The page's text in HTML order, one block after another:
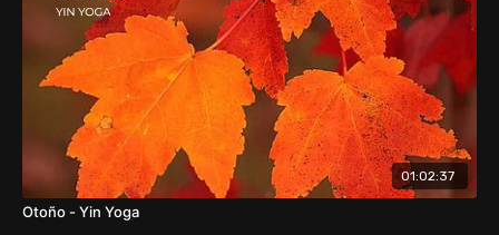
01:02:37
Otoño - Yin Yoga